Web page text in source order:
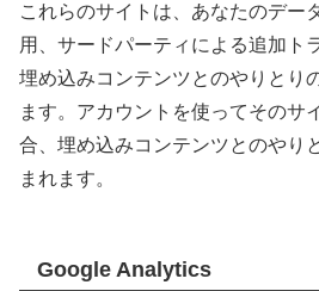
これらのサイトは、あなたのデー
用、サードパーティによる追加ト
埋め込みコンテンツとのやりとり
ます。アカウントを使ってそのサ
合、埋め込みコンテンツとのやり
まれます。
Google Analytics